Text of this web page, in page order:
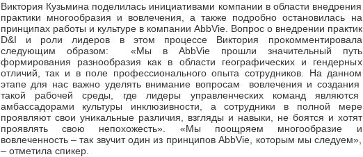
Виктория Кузьмина поделилась инициативами компании в области внедрения
практики многообразия и вовлечения, а также подробно остановилась на
принципах работы и культуре в компании AbbVie. Вопрос о внедрении практик
D&I и роли лидеров в этом процессе Виктория прокомментировала
следующим образом: «Мы в AbbVie прошли значительный путь
формирования разнообразия как в области географических и гендерных
отличий, так и в поле профессионального опыта сотрудников. На данном
этапе для нас важно уделять внимание вопросам вовлечения и создания
такой рабочей среды, где лидеры управленческих команд являются
амбассадорами культуры инклюзивности, а сотрудники в полной мере
проявляют свои уникальные различия, взгляды и навыки, не боятся и хотят
проявлять свою непохожесть». «Мы поощряем многообразие и
вовлеченность – так звучит один из принципов AbbVie, которым мы следуем»,
– отметила спикер.